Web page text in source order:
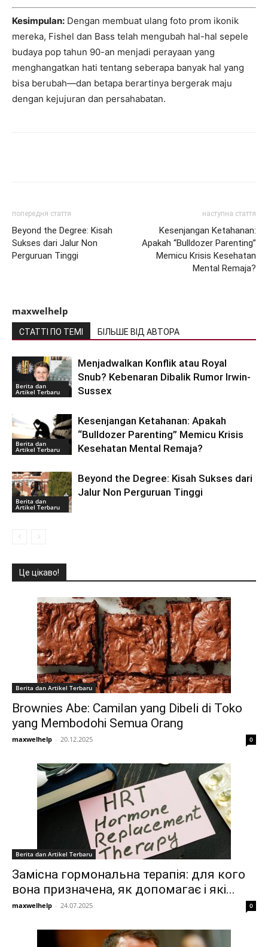
Kesimpulan: Dengan membuat ulang foto prom ikonik
mereka, Fishel dan Bass telah mengubah hal-hal sepele
budaya pop tahun 90-an menjadi perayaan yang
menghangatkan hati tentang seberapa banyak hal yang
bisa berubah—dan betapa berartinya bergerak maju
dengan kejujuran dan persahabatan.
попередня стаття
Beyond the Degree: Kisah
Sukses dari Jalur Non
Perguruan Tinggi
наступна стаття
Kesenjangan Ketahanan:
Apakah “Bulldozer Parenting”
Memicu Krisis Kesehatan
Mental Remaja?
maxwelhelp
СТАТТІ ПО ТЕМІ БІЛЬШЕ ВІД АВТОРА
Berita dan
Artikel Terbaru
Menjadwalkan Konflik atau Royal
Snub? Kebenaran Dibalik Rumor Irwin-
Sussex
Berita dan
Artikel Terbaru
Kesenjangan Ketahanan: Apakah
“Bulldozer Parenting” Memicu Krisis
Kesehatan Mental Remaja?
Berita dan
Artikel Terbaru
Beyond the Degree: Kisah Sukses dari
Jalur Non Perguruan Tinggi
Це цікаво!
Berita dan Artikel Terbaru
Brownies Abe: Camilan yang Dibeli di Toko
yang Membodohi Semua Orang
maxwelhelp - 20.12.2025 0
Berita dan Artikel Terbaru
Замісна гормональна терапія: для кого
вона призначена, як допомагає і які...
maxwelhelp - 24.07.2025 0